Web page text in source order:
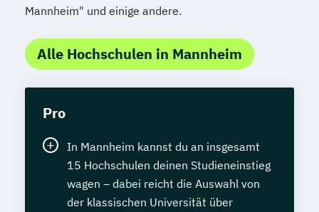
Mannheim" und einige andere.
Alle Hochschulen in Mannheim
Pro
In Mannheim kannst du an insgesamt
15 Hochschulen deinen Studieneinstieg
wagen – dabei reicht die Auswahl von
der klassischen Universität über